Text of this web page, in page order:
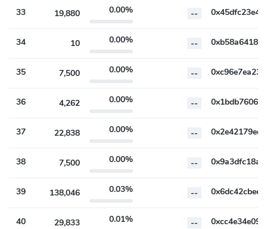
33 19,880 0.00% --
34 10 0.00% --
35 7,500 0.00% --
36 4,262 0.00% --
37 22,838 0.00% --
38 7,500 0.00% --
39 138,046 0.03% --
40 29,833 0.01% --